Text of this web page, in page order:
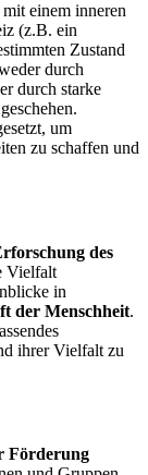
einem inneren
(z.B. ein
Zustand
durch
durch starke
um
zu schaffen und
des
Vielfalt
in
der Menschheit.
ihrer Vielfalt zu
Förderung